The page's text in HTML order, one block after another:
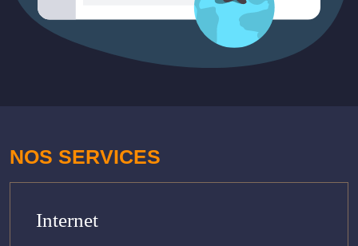
NOS SERVICES
Internet